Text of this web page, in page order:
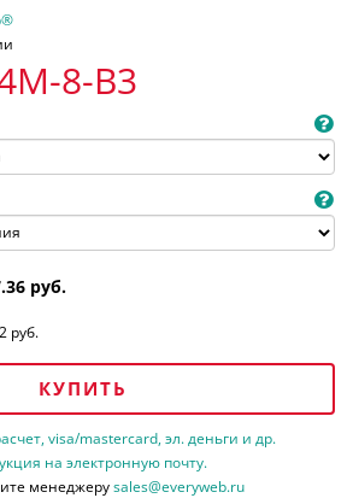
8-B3
руб.
руб.
КУПИТЬ
visa/mastercard, эл. деньги и др.
на электронную почту.
менеджеруsales@everyweb.ru